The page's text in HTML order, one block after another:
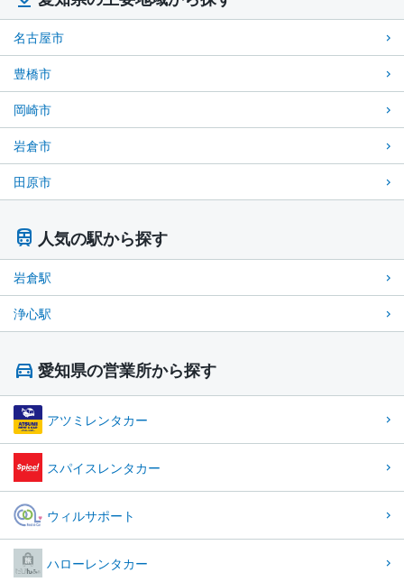
名古屋市
豊橋市
岡崎市
岩倉市
田原市
人気の駅から探す
岩倉駅
浄心駅
愛知県の営業所から探す
アツミレンタカー
スパイスレンタカー
ウィルサポート
ハローレンタカー